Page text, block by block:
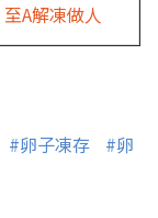
A解凍做人
#卵子凍存
#卵